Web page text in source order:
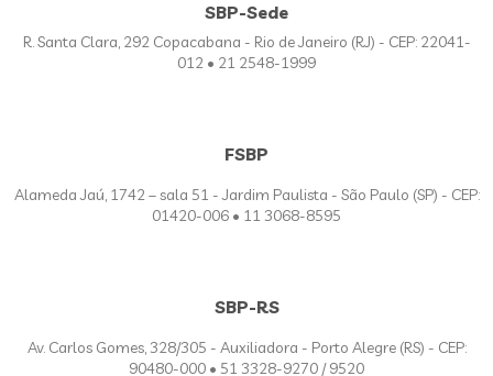
SBP-Sede
R. Santa Clara, 292 Copacabana - Rio de Janeiro (RJ) - CEP: 22041-
012 • 21 2548-1999
FSBP
Alameda Jaú, 1742 – sala 51 - Jardim Paulista - São Paulo (SP) - CEP:
01420-006 • 11 3068-8595
SBP-RS
Av. Carlos Gomes, 328/305 - Auxiliadora - Porto Alegre (RS) - CEP:
90480-000 • 51 3328-9270 / 9520